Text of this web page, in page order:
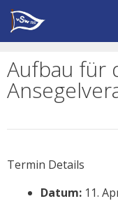
Zum
Inhalt
springen
Aufbau für
Termin Details
Datum: 11.